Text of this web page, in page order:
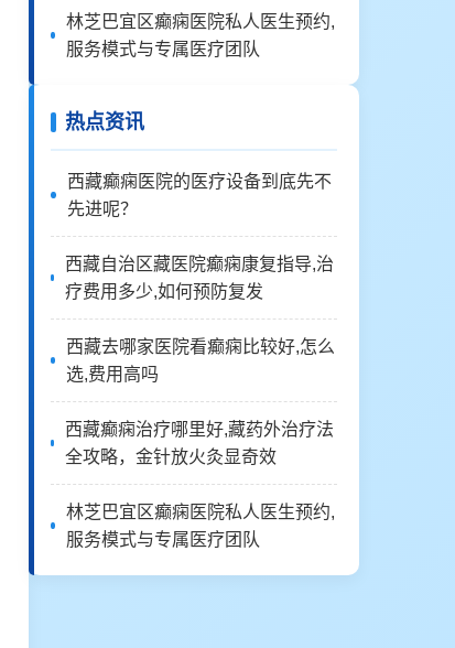
林芝巴宜区癫痫医院私人医生预约,
服务模式与专属医疗团队
热点资讯
西藏癫痫医院的医疗设备到底先不
先进呢？
西藏自治区藏医院癫痫康复指导,治
疗费用多少,如何预防复发
西藏去哪家医院看癫痫比较好,怎么
选,费用高吗
西藏癫痫治疗哪里好,藏药外治疗法
全攻略，金针放火灸显奇效
林芝巴宜区癫痫医院私人医生预约,
服务模式与专属医疗团队